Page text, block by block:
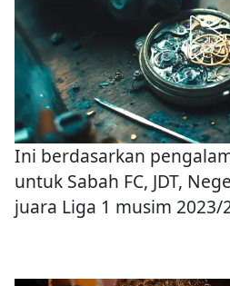
Ini berdasarkan
untuk Sabah FC, JDT,
juara Liga 1 musim 2023/